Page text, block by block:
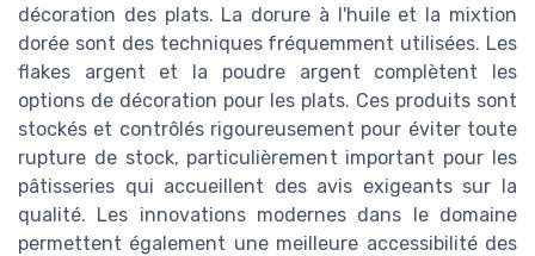
décoration des plats. La dorure à l'huile et la mixtion
dorée sont des techniques fréquemment utilisées. Les
flakes argent et la poudre argent complètent les
options de décoration pour les plats. Ces produits sont
stockés et contrôlés rigoureusement pour éviter toute
rupture de stock, particulièrement important pour les
pâtisseries qui accueillent des avis exigeants sur la
qualité. Les innovations modernes dans le domaine
permettent également une meilleure accessibilité des